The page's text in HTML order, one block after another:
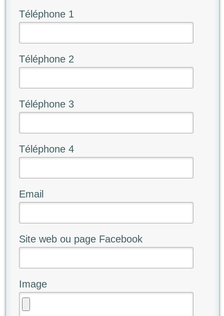
Téléphone 1
Téléphone 2
Téléphone 3
Téléphone 4
Email
Site web ou page Facebook
Image